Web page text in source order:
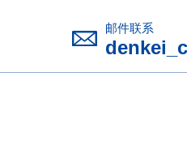
邮件联系